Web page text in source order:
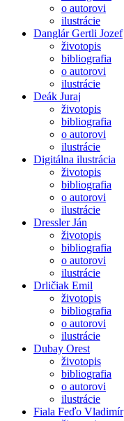
o autorovi
ilustrácie
Danglár Gertli Jozef
životopis
bibliografia
o autorovi
ilustrácie
Deák Juraj
životopis
bibliografia
o autorovi
ilustrácie
Digitálna ilustrácia
životopis
bibliografia
o autorovi
ilustrácie
Dressler Ján
životopis
bibliografia
o autorovi
ilustrácie
Drličiak Emil
životopis
bibliografia
o autorovi
ilustrácie
Dubay Orest
životopis
bibliografia
o autorovi
ilustrácie
Fiala Feďo Vladimír